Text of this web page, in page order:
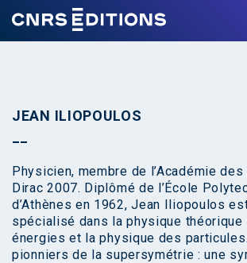
JEAN ILIOPOULOS
Physicien, membre de l’Académie
Dirac 2007. Diplômé de l’École
d’Athènes en 1962, Jean Iliopoulos
spécialisé dans la physique théorique
énergies et la physique des
pionniers de la supersymétrie : une